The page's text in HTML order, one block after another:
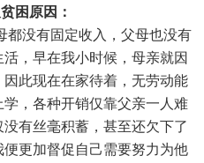
困原因：
都没有固定收入，父母也没有
，早在我小时候，母亲就因
此现在在家待着，无劳动能
，各种开销仅靠父亲一人难
有丝毫积蓄，甚至还欠下了
更加督促自己需要努力为他